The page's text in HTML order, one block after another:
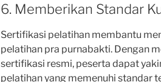
6. Memberikan Standar
Sertifikasi pelatihan membantu
pelatihan pra purnabakti. Dengan
sertifikasi resmi, peserta dapat
pelatihan yang memenuhi standar